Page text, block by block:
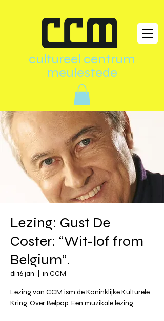
cultureel centrum
meulestede
Lezing: Gust De
Coster: “Wit-lof from
Belgium”.
di 16 jan in CCM
Lezing van CCM ism de Koninklijke Kulturele
Kring. Over Belpop. Een muzikale lezing.